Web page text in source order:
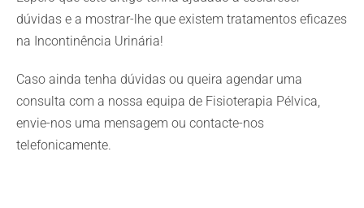
dúvidas e a mostrar-lhe que existem tratamentos eficazes
na Incontinência Urinária!
Caso ainda tenha dúvidas ou queira agendar uma
consulta com a nossa equipa de Fisioterapia Pélvica,
envie-nos uma mensagem ou contacte-nos
telefonicamente.